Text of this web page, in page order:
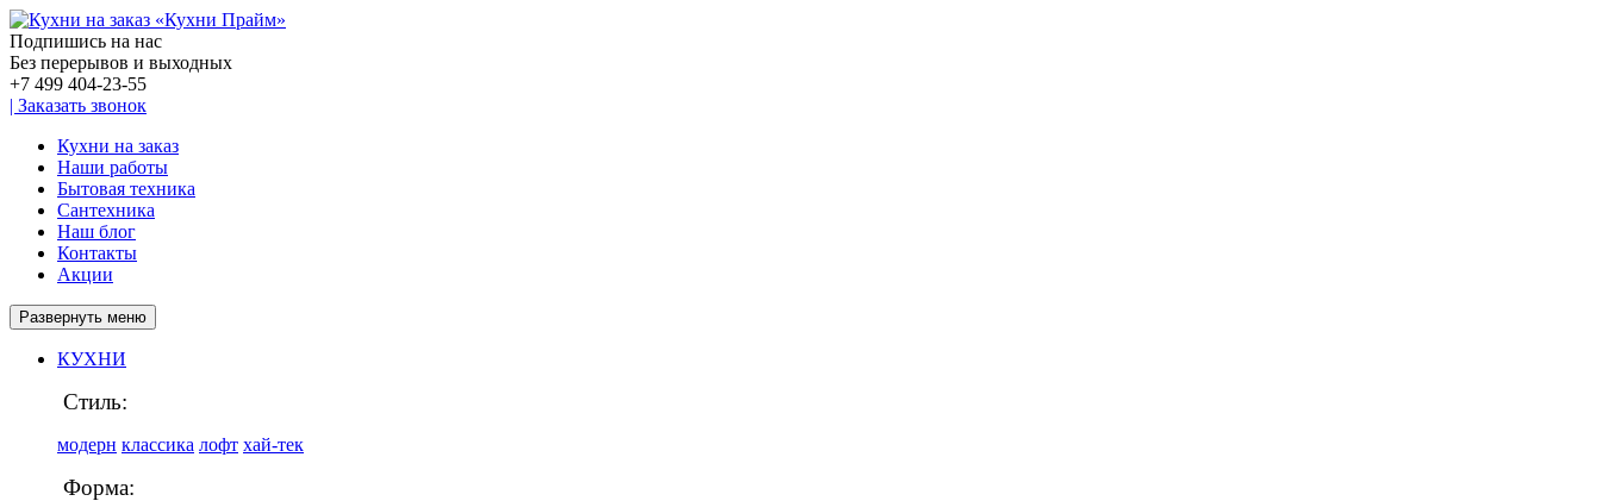
Подпишись на нас
Без перерывов и выходных
+7 499 404-23-55
| Заказать звонок
Кухни на заказ
Наши работы
Бытовая техника
Сантехника
Наш блог
Контакты
Акции
Развернуть меню
КУХНИ
Стиль:
модерн классика лофт хай-тек
Форма: